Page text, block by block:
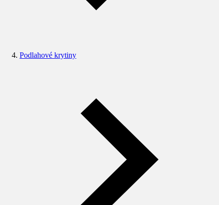
Podlahové krytiny